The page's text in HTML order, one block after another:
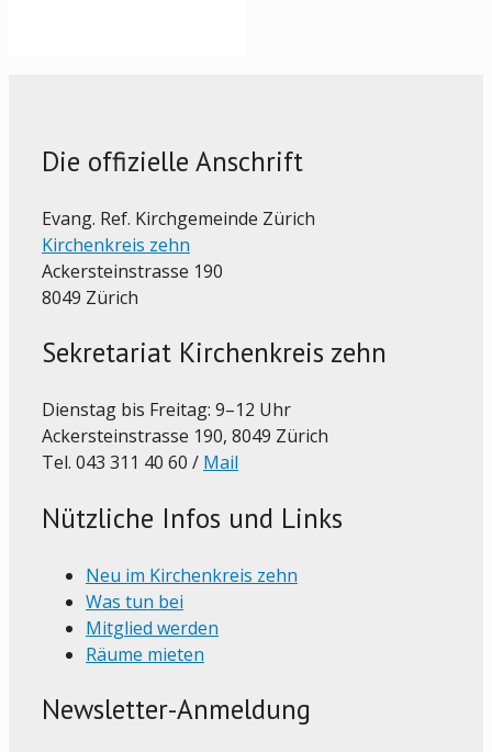
Die offizielle Anschrift
Evang. Ref. Kirchgemeinde Zürich
Kirchenkreis zehn
Ackersteinstrasse 190
8049 Zürich
Sekretariat Kirchenkreis zehn
Dienstag bis Freitag: 9–12 Uhr
Ackersteinstrasse 190, 8049 Zürich
Tel. 043 311 40 60 / Mail
Nützliche Infos und Links
Neu im Kirchenkreis zehn
Was tun bei
Mitglied werden
Räume mieten
Newsletter-Anmeldung